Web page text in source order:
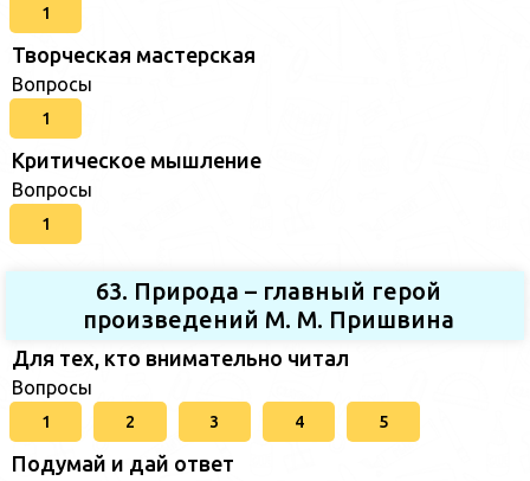
1
Творческая мастерская
Вопросы
1
Критическое мышление
Вопросы
1
63. Природа – главный герой
произведений М. М. Пришвина
Для тех, кто внимательно читал
Вопросы
1 2 3 4 5
Подумай и дай ответ